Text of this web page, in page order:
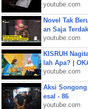
youtube.com
Novel Tak
an Saja
youtube.com
KISRUH
lah Apa? |
youtube.com
Aksi
esal - 86
youtube.com